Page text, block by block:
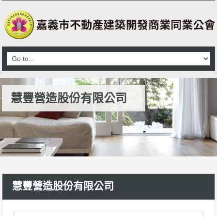
慧豐營造股份有限公司
慧豐營造股份有限公司